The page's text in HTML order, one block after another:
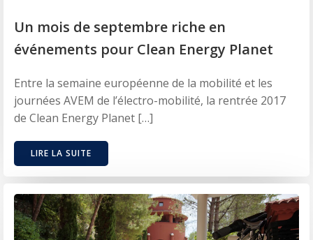
Un mois de septembre riche en
événements pour Clean Energy Planet
Entre la semaine européenne de la mobilité et les
journées AVEM de l’électro-mobilité, la rentrée 2017
de Clean Energy Planet […]
LIRE LA SUITE